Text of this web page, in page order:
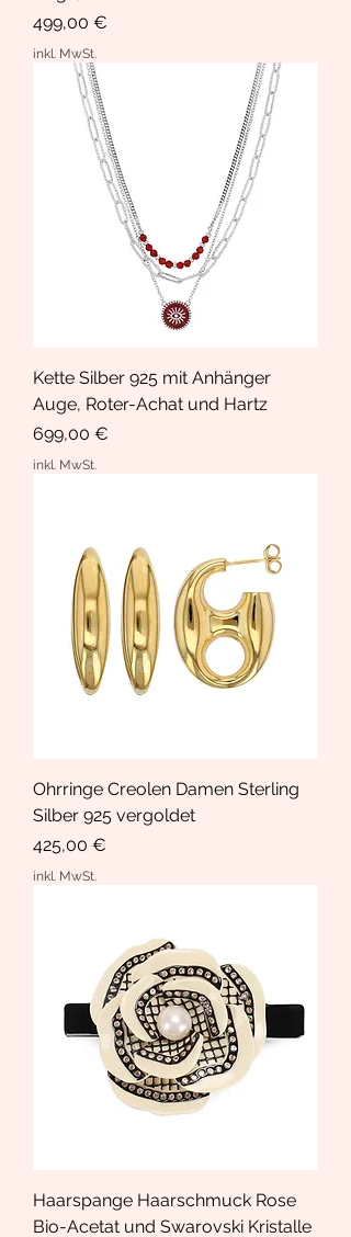
Preis
499,00 €
inkl. MwSt.
Kette Silber 925 mit Anhänger
Auge, Roter-Achat und Hartz
Preis
699,00 €
inkl. MwSt.
Ohrringe Creolen Damen Sterling
Silber 925 vergoldet
Preis
425,00 €
inkl. MwSt.
Haarspange Haarschmuck Rose
Bio-Acetat und Swarovski Kristalle